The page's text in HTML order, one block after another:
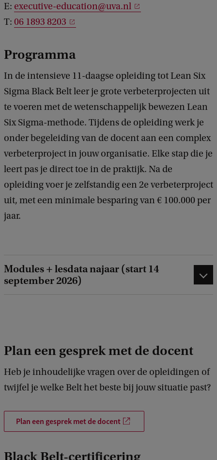
E: executive-education@uva.nl
T: 06 1893 8203
Programma
In de intensieve 11-daagse opleiding tot Lean Six
Sigma Black Belt leer je grote verbeterprojecten uit
te voeren met de wetenschappelijk bewezen Lean
Six Sigma-methode. Tijdens de opleiding werk je
onder begeleiding van de docent aan een complex
verbeterproject in jouw organisatie. Elke stap die je
leert pas je direct toe in de praktijk. Na de
opleiding voer je zelfstandig een 2e verbeterproject
uit, met een minimale besparing van € 100.000 per
jaar.
Modules + lesdata najaar (start 14
september 2026)
Plan een gesprek met de docent
Heb je inhoudelijke vragen over de opleidingen of
twijfel je welke Belt het beste bij jouw situatie past?
Plan een gesprek met de docent
Black Belt-certificering